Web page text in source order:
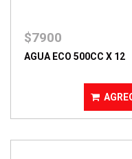
$7900
AGUA ECO 500CC X 12